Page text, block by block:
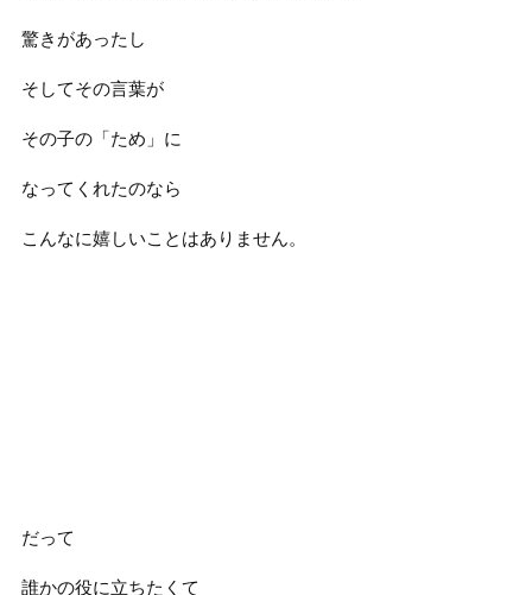
驚きがあったし
そしてその言葉が
その子の「ため」に
なってくれたのなら
こんなに嬉しいことはありません。
だって
誰かの役に立ちたくて